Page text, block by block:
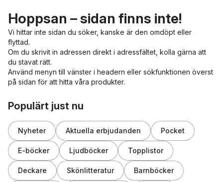
Hoppsan – sidan finns inte!
Vi hittar inte sidan du söker, kanske är den omdöpt eller
flyttad.
Om du skrivit in adressen direkt i adressfältet, kolla gärna att
du stavat rätt.
Använd menyn till vänster i headern eller sökfunktionen överst
på sidan för att hitta våra produkter.
Populärt just nu
Nyheter Aktuella erbjudanden Pocket
E-böcker Ljudböcker Topplistor
Deckare Skönlitteratur Barnböcker